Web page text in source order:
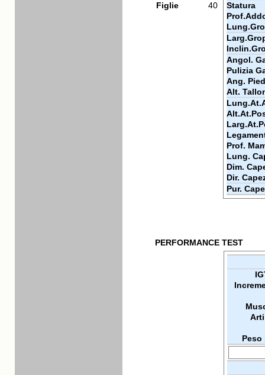
Figlie 40
Statura
Angol.
Pulizia
Ang.
Alt.
Prof.
Lung.
Dim.
Dir.
Pur.
PERFORMANCE TEST
Peso